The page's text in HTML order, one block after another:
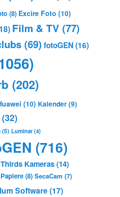
(8) Excire Foto (10)
Film & TV (77)
(69) fotoGEN(16)
(202)
(10) Kalender (9)
(32)
(5) Luminar(4)
(716)
Kameras(14)
Papiere (8) SecaCam (7)
Software(17)